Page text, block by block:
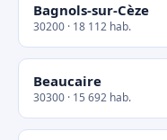
Bagnols-sur-Cèze
30200 · 18 112 hab.
Beaucaire
30300 · 15 692 hab.